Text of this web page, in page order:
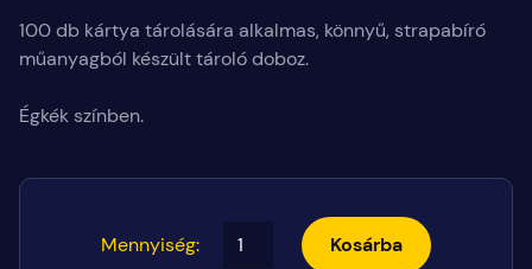
100 db kártya tárolására alkalmas, könnyű, strapabíró
műanyagból készült tároló doboz.
Égkék színben.
Mennyiség: Kosárba